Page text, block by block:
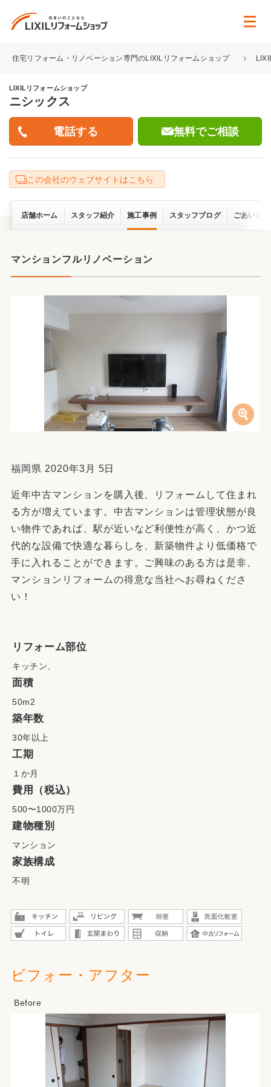
住宅リフォーム・リノベーション専門のLIXILリフォームショップ
LIXILリフォームショップ
ニシックス
無料でご相談
この会社のウェブサイトはこちら
店舗ホーム スタッフ紹介 施工事例 スタッフブログ ごあいさつ
マンションフルリノベーション
福岡県 2020年3月 5日
近年中古マンションを購入後、リフォームして住まれ
る方が増えています。中古マンションは管理状態が良
い物件であれば、駅が近いなど利便性が高く、かつ近
代的な設備で快適な暮らしを、新築物件より低価格で
手に入れることができます。ご興味のある方は是非、
マンションリフォームの得意な当社へお尋ねくださ
い！
リフォーム部位
キッチン、
面積
50m2
築年数
30年以上
工期
１か月
費用（税込）
500〜1000万円
建物種別
マンション
家族構成
不明
ビフォー・アフター